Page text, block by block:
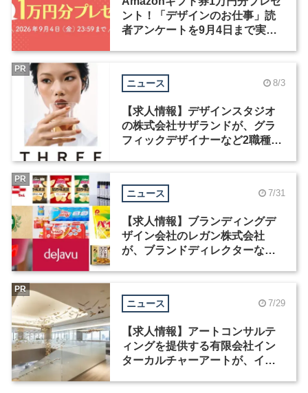
ント！「デザインのお仕事」読
者アンケートを9月4日まで実施
ニュース 8/3
【求人情報】デザインスタジオ
の株式会社サザランドが、グラ
フィックデザイナーなど2職種を
PR
ニュース 7/31
【求人情報】ブランディングデ
ザイン会社のレガン株式会社
が、ブランドディレクターなど3
PR
ニュース 7/29
【求人情報】アートコンサルテ
ィングを提供する有限会社イン
ターカルチャーアートが、イン
PR